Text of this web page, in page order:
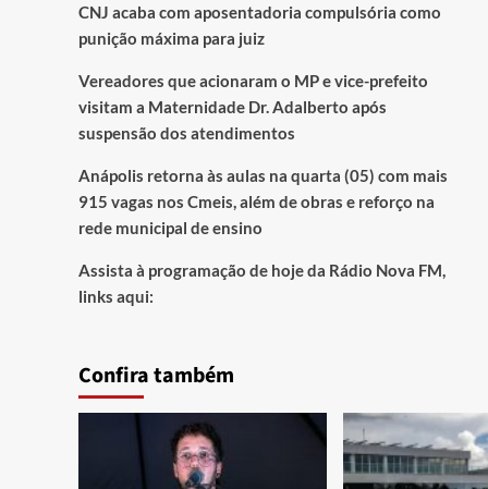
CNJ acaba com aposentadoria compulsória como
punição máxima para juiz
Vereadores que acionaram o MP e vice-prefeito
visitam a Maternidade Dr. Adalberto após
suspensão dos atendimentos
Anápolis retorna às aulas na quarta (05) com mais
915 vagas nos Cmeis, além de obras e reforço na
rede municipal de ensino
Assista à programação de hoje da Rádio Nova FM,
links aqui:
Confira também